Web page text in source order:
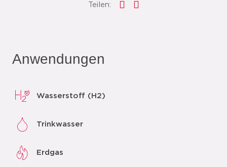
Teilen:
Anwendungen
Wasserstoff (H2)
Trinkwasser
Erdgas